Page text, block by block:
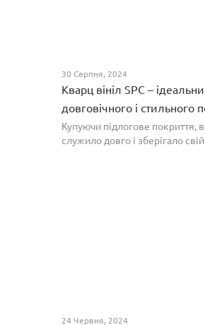
30 Серпня, 2024
Кварц вініл SPC –
довговічного і стильного
PROFLOOR
Купуючи підлогове покриття,
служило довго і зберігало
24 Червня, 2024